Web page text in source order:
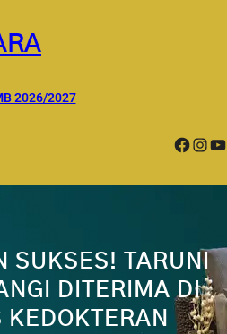
2026/2027
Facebook InstagramYouTube
SUKSES! TARUNI
DITERIMA DI
KEDOKTERAN